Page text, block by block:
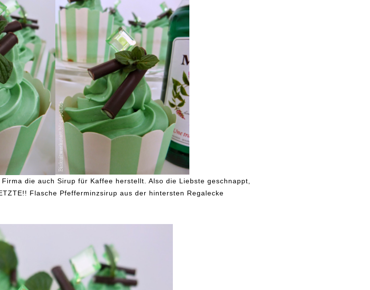
die auch Sirup für Kaffee herstellt. Also die Liebste geschnappt,
Flasche Pfefferminzsirup aus der hintersten Regalecke